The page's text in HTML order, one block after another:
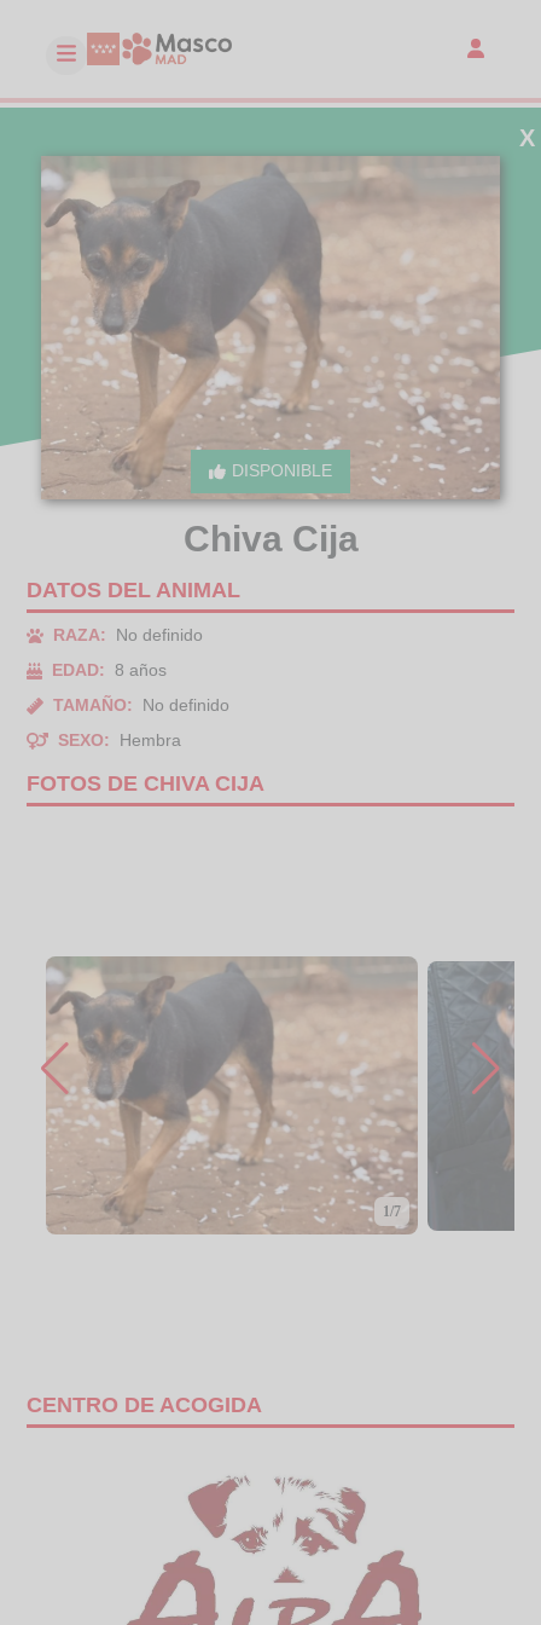
DISPONIBLE
X
Chiva Cija
DATOS DEL ANIMAL
RAZA:
No definido
EDAD:
8 años
TAMAÑO:
No definido
SEXO:
Hembra
FOTOS DE CHIVA CIJA
1/7
CENTRO DE ACOGIDA